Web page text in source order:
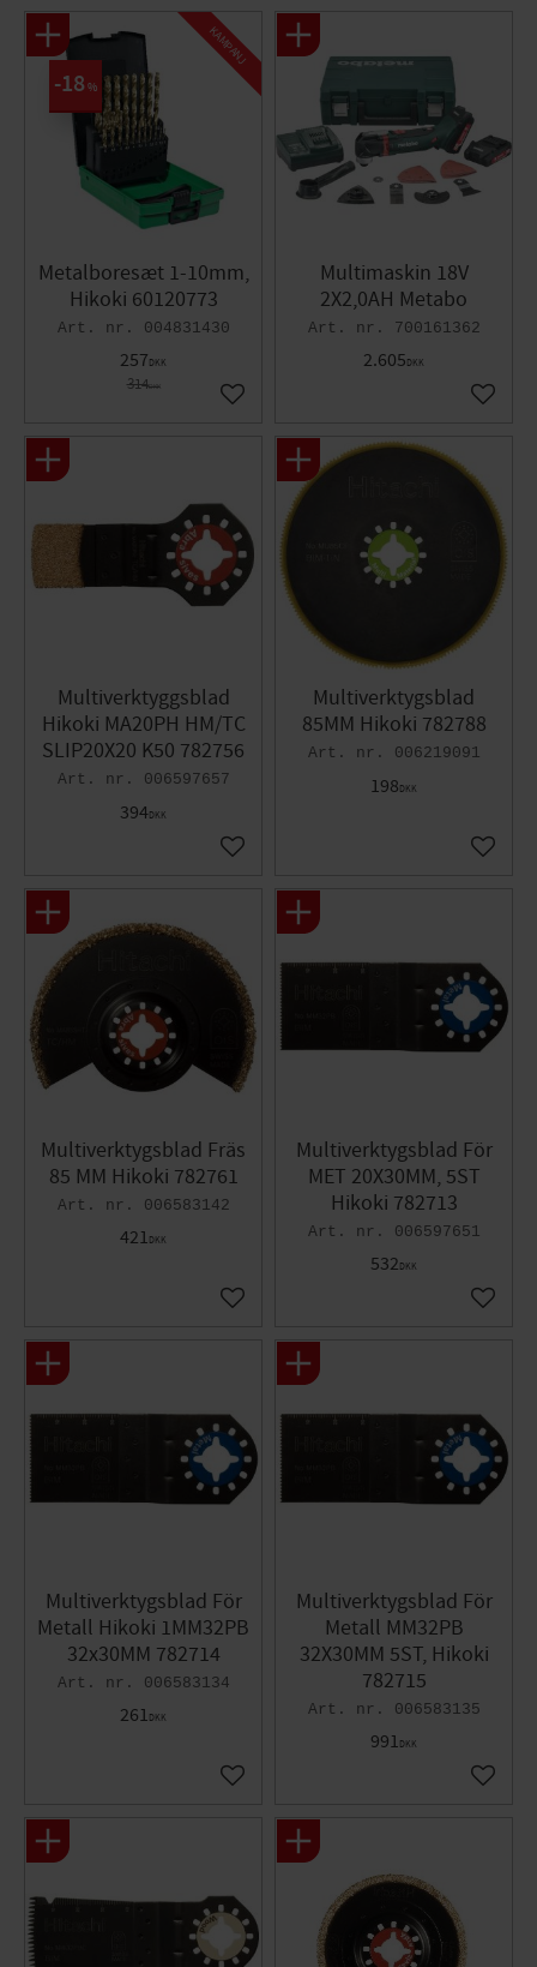
Metalboresæt 1-10mm,
Hikoki 60120773
004831430
257DKK
314DKK
18 %
KAMPANJ
Gem som favorit
Multimaskin 18V
2X2,0AH Metabo
700161362
2.605DKK
Gem
Multiverktyggsblad
Hikoki MA20PH HM/TC
SLIP20X20 K50 782756
006597657
394DKK
Gem som favorit
Multiverktygsblad
85MM Hikoki 782788
006219091
198DKK
Gem
Multiverktygsblad Fräs
85 MM Hikoki 782761
006583142
421DKK
Gem som favorit
Multiverktygsblad För
MET 20X30MM, 5ST
Hikoki 782713
006597651
532DKK
Gem
Multiverktygsblad För
Metall Hikoki 1MM32PB
32x30MM 782714
006583134
261DKK
Gem som favorit
Multiverktygsblad För
Metall MM32PB
32X30MM 5ST, Hikoki
782715
006583135
991DKK
Gem